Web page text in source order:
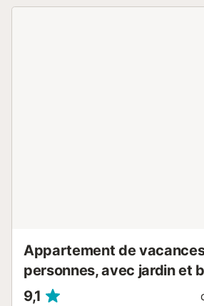
Appartement de
personnes, avec jardin et
9,1